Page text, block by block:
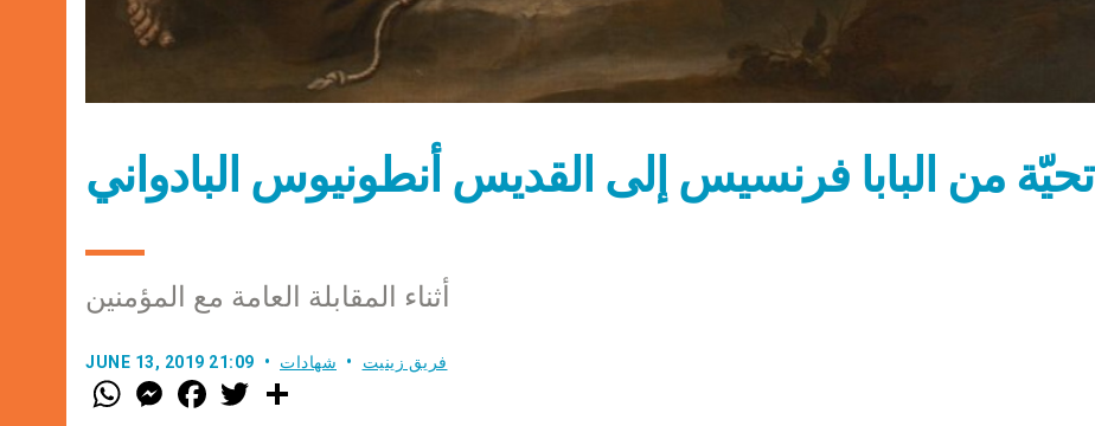
تحيّة من البابا فرنسيس إلى القديس أنطونيوس البادواني
أثناء المقابلة العامة مع المؤمنين
JUNE 13, 2019 21:09 فريق زينيت شهادات
W
h
M
e
F
a w